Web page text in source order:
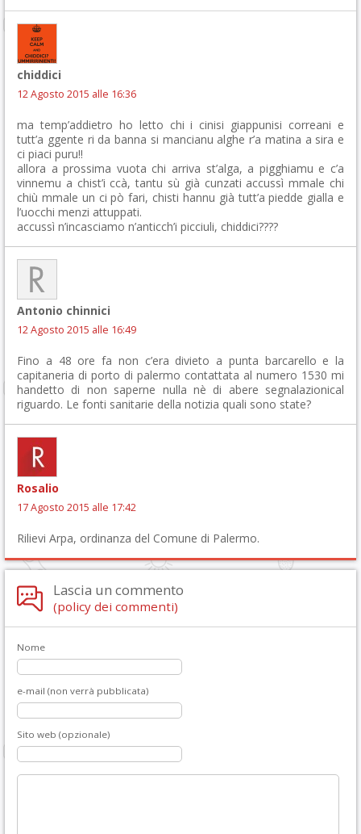
chiddici
12 Agosto 2015 alle 16:36
ma temp’addietro ho letto chi i cinisi giappunisi correani e
tutt’a ggente ri da banna si mancianu alghe r’a matina a sira e
ci piaci puru!!
allora a prossima vuota chi arriva st’alga, a pigghiamu e c’a
vinnemu a chist’i ccà, tantu sù già cunzati accussì mmale chi
chiù mmale un ci pò fari, chisti hannu già tutt’a piedde gialla e
l’uocchi menzi attuppati.
accussì n’incasciamo n’anticch’i picciuli, chiddici????
Antonio chinnici
12 Agosto 2015 alle 16:49
Fino a 48 ore fa non c’era divieto a punta barcarello e la
capitaneria di porto di palermo contattata al numero 1530 mi
handetto di non saperne nulla nè di abere segnalazionical
riguardo. Le fonti sanitarie della notizia quali sono state?
Rosalio
17 Agosto 2015 alle 17:42
Rilievi Arpa, ordinanza del Comune di Palermo.
Lascia un commento
(policy dei commenti)
Nome
e-mail (non verrà pubblicata)
Sito web (opzionale)